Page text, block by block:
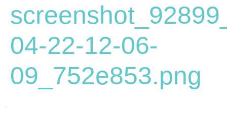
04-22-12-06-
09_752e853.png